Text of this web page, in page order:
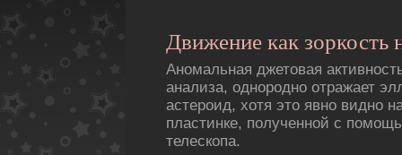
Движение как зоркость
Аномальная джетовая
анализа, однородно отражает
астероид, хотя это явно видно
пластинке, полученной с
телескопа.